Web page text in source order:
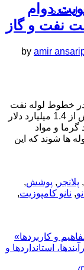
شدهدوام
نفت و گاز
by amir
خطوط لوله نفت
و گاز است و خوردگی در صنعت نفت و گاز بیش از 1.4 میلیارد دلار
گرما و مواد
ها شوند که این
, پلانجر , پوشش,
, نانو کامپوزیت,
و کاربردها»
استانداردها و